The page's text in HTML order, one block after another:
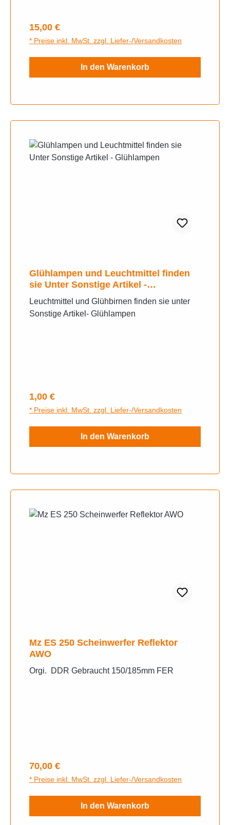
Regulärer Preis:
15,00 €
* Preise inkl. MwSt. zzgl. Liefer-/Versandkosten
In den Warenkorb
Glühlampen und Leuchtmittel finden
sie Unter Sonstige Artikel -
Glühlampen
Leuchtmittel und Glühbirnen finden sie unter
Sonstige Artikel- Glühlampen
Regulärer Preis:
1,00 €
* Preise inkl. MwSt. zzgl. Liefer-/Versandkosten
In den Warenkorb
Mz ES 250 Scheinwerfer Reflektor
AWO
Orgi. DDR Gebraucht 150/185mm FER
Regulärer Preis:
70,00 €
* Preise inkl. MwSt. zzgl. Liefer-/Versandkosten
In den Warenkorb